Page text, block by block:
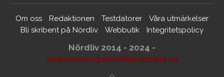
Om oss Redaktionen Testdatorer
Våra utmärkelser
Bli skribent på Nördliv
Webbutik Integritetspolicy
Nördliv 2014 - 2024 -
webmaster@nordlivpodcast.se